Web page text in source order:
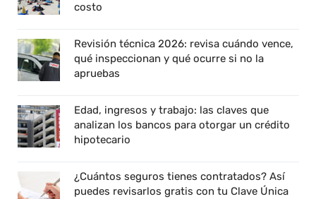
costo
Revisión técnica 2026: revisa cuándo vence,
qué inspeccionan y qué ocurre si no la
apruebas
Edad, ingresos y trabajo: las claves que
analizan los bancos para otorgar un crédito
hipotecario
¿Cuántos seguros tienes contratados? Así
puedes revisarlos gratis con tu Clave Única